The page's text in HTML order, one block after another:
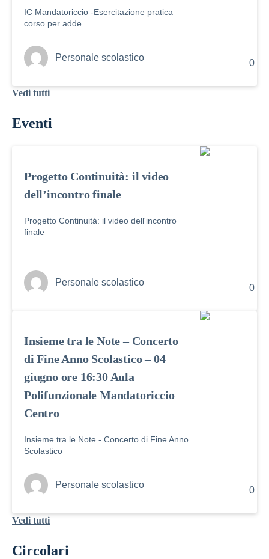
IC Mandatoriccio -Esercitazione pratica
corso per adde
Personale scolastico
0
Vedi tutti
Eventi
Progetto Continuità: il video
dell’incontro finale
Progetto Continuità: il video dell'incontro
finale
Personale scolastico
0
Insieme tra le Note – Concerto
di Fine Anno Scolastico – 04
giugno ore 16:30 Aula
Polifunzionale Mandatoriccio
Centro
Insieme tra le Note - Concerto di Fine Anno
Scolastico
Personale scolastico
0
Vedi tutti
Circolari